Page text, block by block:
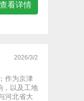
查看详情
2026/3/2
作为京津
，以及工地
河北省大